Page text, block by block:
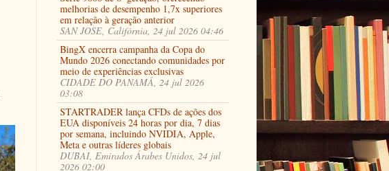
melhorias de desempenho 1,7x superiores
em relação à geração anterior
SAN JOSE, Califórnia, 24 jul 2026 04:46
BingX encerra campanha da Copa do
Mundo 2026 conectando comunidades por
meio de experiências exclusivas
CIDADE DO PANAMÁ, 24 jul 2026
03:08
STARTRADER lança CFDs de ações dos
EUA disponíveis 24 horas por dia, 7 dias
por semana, incluindo NVIDIA, Apple,
Meta e outras líderes globais
DUBAI, Emirados Árabes Unidos, 24 jul
2026 02:00